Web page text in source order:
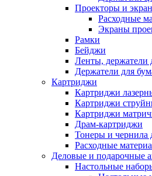
Проекторы и
Расходные
Экраны
Рамки
Бейджи
Ленты, держатели
Держатели для
Картриджи
Картриджи
Картриджи
Картриджи
Драм-картриджи
Тонеры и чернила
Расходные
Деловые и подарочные
Настольные